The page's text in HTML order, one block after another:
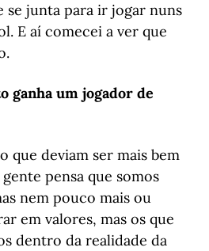
se junta para ir jogar nuns
E aí comecei a ver que
ganha um jogador de
que deviam ser mais bem
pensa que somos
nem pouco mais ou
em valores, mas os que
dentro da realidade da